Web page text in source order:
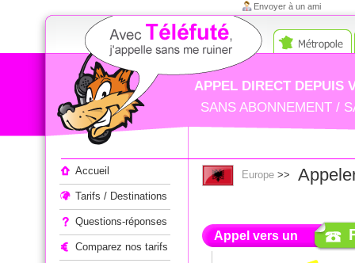
Appeler à l'étranger
Envoyer à un ami
APPEL DIRECT DEPUIS
SANS ABONNEMENT /
Accueil
Tarifs / Destinations
Questions-réponses
Comparez nos tarifs
Europe >>
Appel vers un